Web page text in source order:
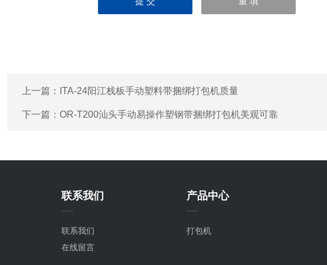
上一篇： ITA-24阳江栈板手动塑料带捆绑打包机质量
下一篇： OR-T200汕头手动易操作塑钢带捆绑打包机美观可靠
联系我们
联系我们
在线留言
产品中心
打包机